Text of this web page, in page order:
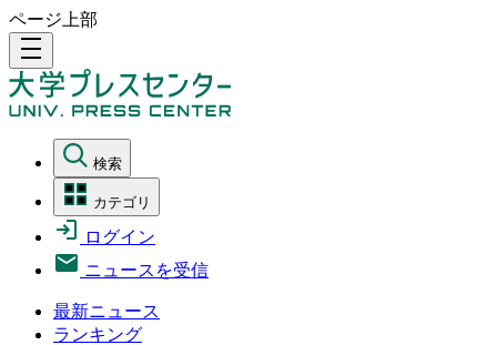
ページ上部
density_medium
検索
カテゴリ
ログイン
ニュースを受信
最新ニュース
ランキング